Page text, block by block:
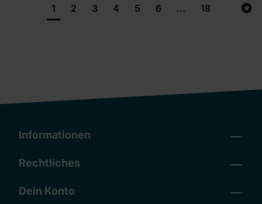
1 2 3 4 5 6 ... 18
Informationen
Rechtliches
Dein Konto